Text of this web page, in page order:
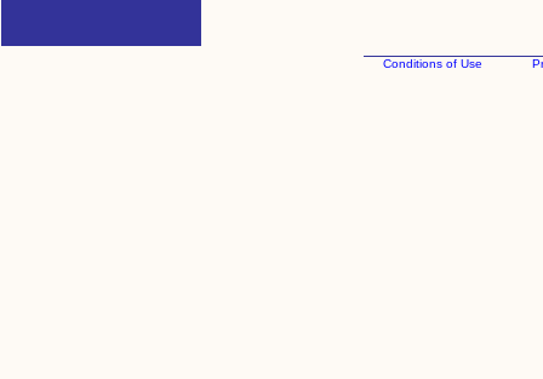
Conditions of Use